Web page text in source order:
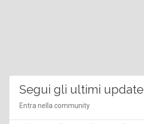
Segui gli ultimi update
Entra nella community